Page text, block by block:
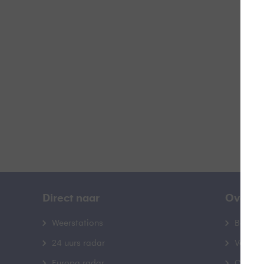
Direct naar
Weerstations
24 uurs radar
Over